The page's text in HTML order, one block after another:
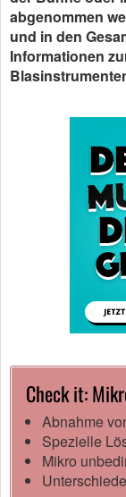
abgenommen
und in den
Informationen
Check it:
Abnahme
Spezielle
Mikro